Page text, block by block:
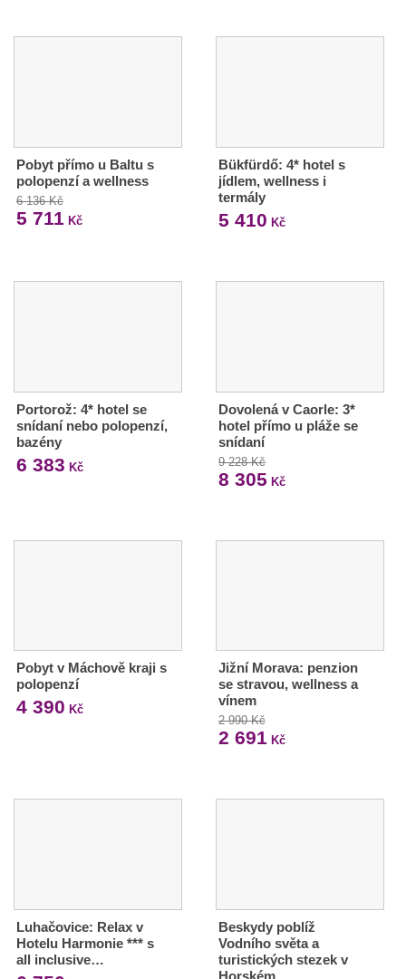
Pobyt přímo u Baltu s
polopenzí a wellness
6 136 Kč
5 711 Kč
Bükfürdő: 4* hotel s
jídlem, wellness i
termály
5 410 Kč
Portorož: 4* hotel se
snídaní nebo polopenzí,
bazény
6 383 Kč
Dovolená v Caorle: 3*
hotel přímo u pláže se
snídaní
9 228 Kč
8 305 Kč
Pobyt v Máchově kraji s
polopenzí
4 390 Kč
Jižní Morava: penzion
se stravou, wellness a
vínem
2 990 Kč
2 691 Kč
Luhačovice: Relax v
Hotelu Harmonie *** s
all inclusive…
Beskydy poblíž
Vodního světa a
turistických stezek v